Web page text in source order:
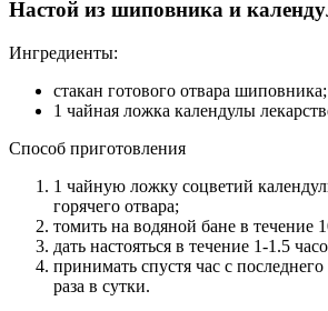
Настой из шиповника и
Ингредиенты:
стакан готового отвара шиповника;
1 чайная ложка календулы
Способ приготовления
1 чайную ложку соцветий
горячего отвара;
томить на водяной бане в течение
дать настояться в течение 1-1.5
принимать спустя час с
раза в сутки.